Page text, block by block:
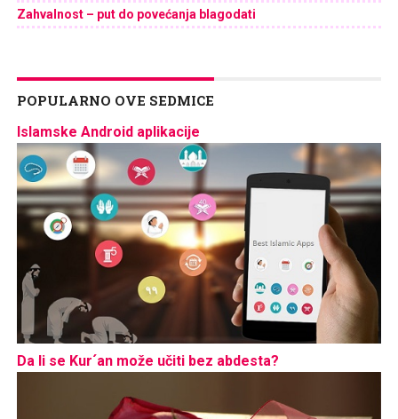
Zahvalnost – put do povećanja blagodati
POPULARNO OVE SEDMICE
Islamske Android aplikacije
Da li se Kur´an može učiti bez abdesta?